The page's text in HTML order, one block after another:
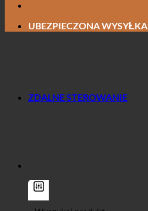
UBEZPIECZONA WYSYŁKA
ZDALNE STEROWANIE